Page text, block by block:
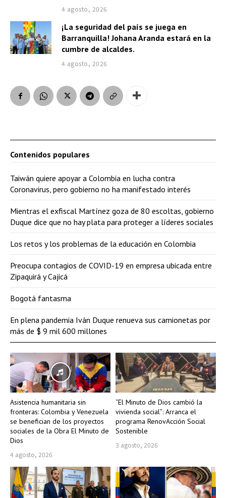
4 agosto, 2026
¡La seguridad del país se juega en
Barranquilla! Johana Aranda estará en la
cumbre de alcaldes.
4 agosto, 2026
Asistencia humanitaria sin
fronteras: Colombia y Venezuela
se benefician de los proyectos
sociales de la Obra El Minuto de
Dios
4 agosto, 2026
“El Minuto de Dios cambió la
vivienda social”: Arranca el
programa RenovAcción Social
Sostenible
3 agosto, 2026
Contenidos populares
Taiwán quiere apoyar a Colombia en lucha contra
Coronavirus, pero gobierno no ha manifestado interés
Mientras el exfiscal Martínez goza de 80 escoltas, gobierno
Duque dice que no hay plata para proteger a líderes sociales
Los retos y los problemas de la educación en Colombia
Preocupa contagios de COVID-19 en empresa ubicada entre
Zipaquirá y Cajicá
Bogotá fantasma
En plena pandemia Iván Duque renueva sus camionetas por
más de $ 9 mil 600 millones